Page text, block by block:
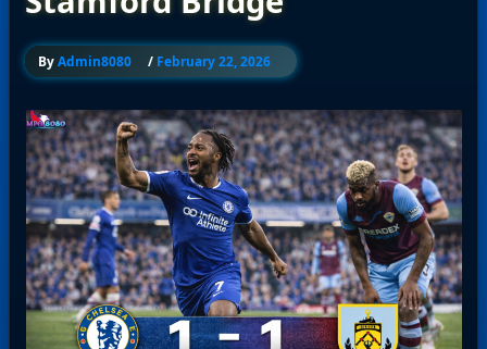
ByAdmin8080 / February 22, 2026